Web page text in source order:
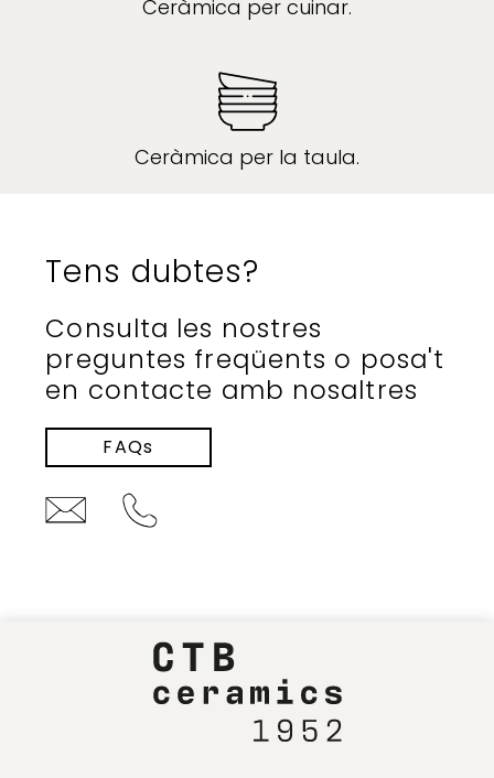
Ceràmica per cuinar.
Ceràmica per la taula.
Tens dubtes?
Consulta les nostres
preguntes freqüents o posa't
en contacte amb nosaltres
FAQs